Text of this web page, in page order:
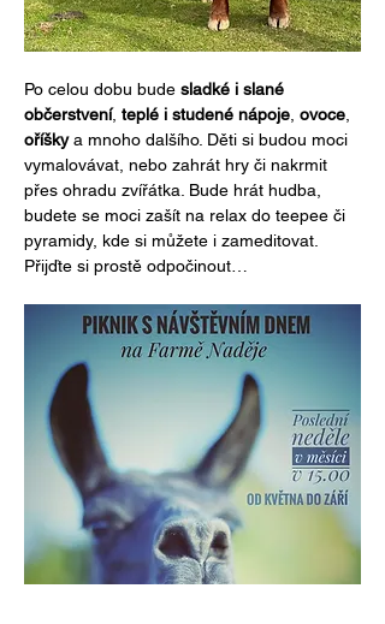
Po celou dobu bude sladké i slané
občerstvení, teplé i studené nápoje ovoce
oříšky a mnoho dalšího. Děti si budou moci
vymalovávat, nebo zahrát hry či nakrmit
přes ohradu zvířátka. Bude hrát hudba,
budete se moci zašít na relax do teepee či
pyramidy, kde si můžete i zameditovat.
Přijďte si prostě odpočinout…